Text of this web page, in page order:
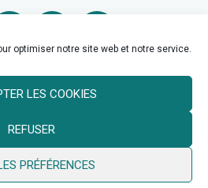
optimiser notre site web et notre service.
LES COOKIES
REFUSER
PRÉFÉRENCES